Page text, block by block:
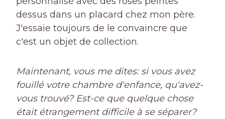
dessus dans un placard chez mon père.
J'essaie toujours de le convaincre que
c'est un objet de collection.
Maintenant, vous me dites: si vous avez
fouillé votre chambre d'enfance, qu'avez-
vous trouvé? Est-ce que quelque chose
était étrangement difficile à se séparer?